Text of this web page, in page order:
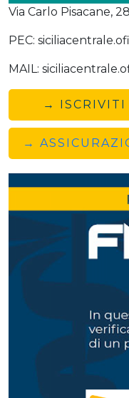
Via Carlo Pisacane,
PEC:
MAIL:
→ ISCRIVITI
→